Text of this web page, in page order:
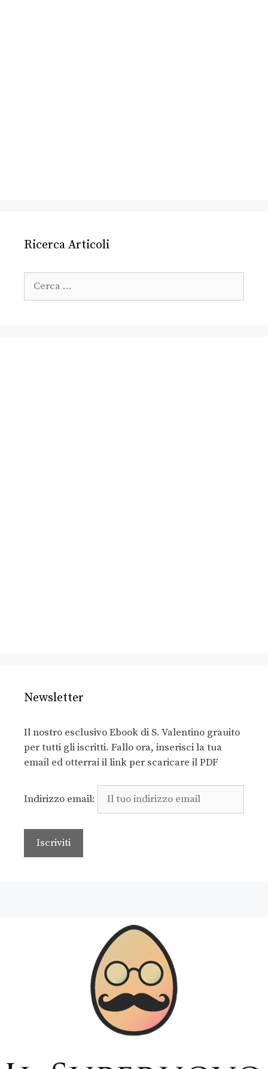
Ricerca Articoli
Newsletter
Il nostro esclusivo Ebook di S. Valentino grauito
per tutti gli iscritti. Fallo ora, inserisci la tua
email ed otterrai il link per scaricare il PDF
Indirizzo email: